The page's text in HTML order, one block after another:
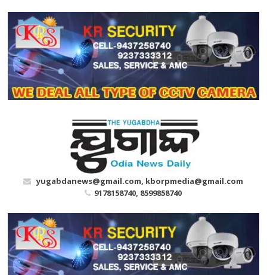
content
yugabdanews@gmail.com, kborpmedia@gmail.com
9178158740, 8599858740